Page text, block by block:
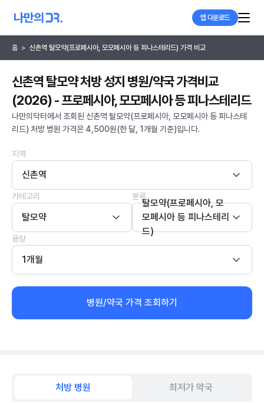
앱 다운로드
홈 > 신촌역 탈모약(프로페시아, 모모페시아 등 피나스테리드) 가격 비교
신촌역 탈모약 처방 성지 병원/약국 가격비교
(2026) - 프로페시아, 모모페시아 등 피나스테리드
나만의닥터에서 조회된 신촌역 탈모약(프로페시아, 모모페시아 등 피나스테
리드) 처방 병원 가격은 4,500원(한 달, 1개월 기준)입니다.
지역
신촌역
카테고리
탈모약
분류
탈모약(프로페시아, 모
모페시아 등 피나스테리
드)
용량
1개월
병원/약국 가격 조회하기
처방 병원 최저가 약국